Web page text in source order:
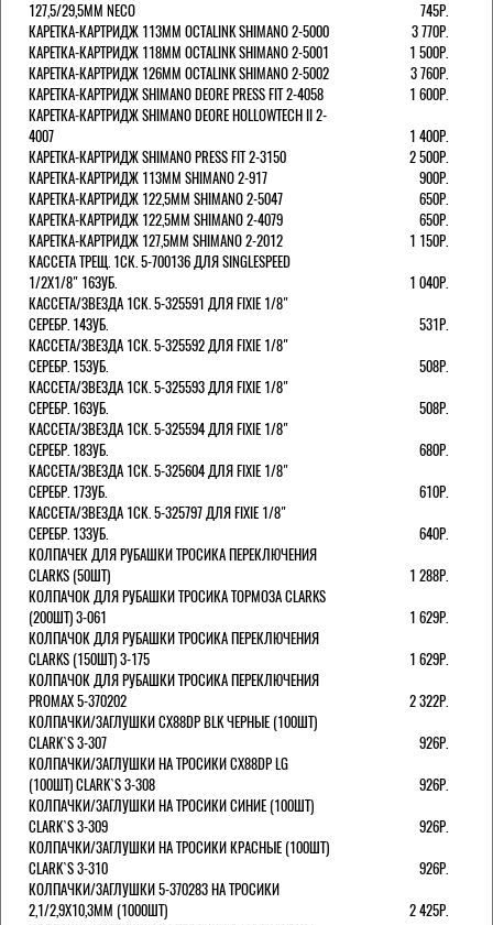
127,5/29,5ММ NECO
745Р.
КАРЕТКА-КАРТРИДЖ 113ММ OCTALINK SHIMANO 2-5000
3 770Р.
КАРЕТКА-КАРТРИДЖ 118ММ OCTALINK SHIMANO 2-5001
1 500Р.
КАРЕТКА-КАРТРИДЖ 126ММ OCTALINK SHIMANO 2-5002
3 760Р.
КАРЕТКА-КАРТРИДЖ SHIMANO DEORE PRESS FIT 2-4058
1 600Р.
КАРЕТКА-КАРТРИДЖ SHIMANO DEORE HOLLOWTECH II 2-
4007
1 400Р.
КАРЕТКА-КАРТРИДЖ SHIMANO PRESS FIT 2-3150
2 500Р.
КАРЕТКА-КАРТРИДЖ 113ММ SHIMANO 2-917
900Р.
КАРЕТКА-КАРТРИДЖ 122,5ММ SHIMANO 2-5047
650Р.
КАРЕТКА-КАРТРИДЖ 122,5ММ SHIMANO 2-4079
650Р.
КАРЕТКА-КАРТРИДЖ 127,5ММ SHIMANO 2-2012
1 150Р.
КАССЕТА ТРЕЩ. 1СК. 5-700136 ДЛЯ SINGLESPEED
1/2X1/8" 16ЗУБ.
1 040Р.
КАССЕТА/ЗВЕЗДА 1СК. 5-325591 ДЛЯ FIXIE 1/8"
СЕРЕБР. 14ЗУБ.
531Р.
КАССЕТА/ЗВЕЗДА 1СК. 5-325592 ДЛЯ FIXIE 1/8"
СЕРЕБР. 15ЗУБ.
508Р.
КАССЕТА/ЗВЕЗДА 1СК. 5-325593 ДЛЯ FIXIE 1/8"
СЕРЕБР. 16ЗУБ.
508Р.
КАССЕТА/ЗВЕЗДА 1СК. 5-325594 ДЛЯ FIXIE 1/8"
СЕРЕБР. 18ЗУБ.
680Р.
КАССЕТА/ЗВЕЗДА 1СК. 5-325604 ДЛЯ FIXIE 1/8"
СЕРЕБР. 17ЗУБ.
610Р.
КАССЕТА/ЗВЕЗДА 1СК. 5-325797 ДЛЯ FIXIE 1/8"
СЕРЕБР. 13ЗУБ.
640Р.
КОЛПАЧЕК ДЛЯ РУБАШКИ ТРОСИКА ПЕРЕКЛЮЧЕНИЯ
CLARKS (50ШТ)
1 288Р.
КОЛПАЧОК ДЛЯ РУБАШКИ ТРОСИКА ТОРМОЗА CLARKS
(200ШТ) 3-061
1 629Р.
КОЛПАЧОК ДЛЯ РУБАШКИ ТРОСИКА ПЕРЕКЛЮЧЕНИЯ
CLARKS (150ШТ) 3-175
1 629Р.
КОЛПАЧОК ДЛЯ РУБАШКИ ТРОСИКА ПЕРЕКЛЮЧЕНИЯ
PROMAX 5-370202
2 322Р.
КОЛПАЧКИ/3АГЛУШКИ CX88DP BLK ЧЕРНЫЕ (100ШТ)
CLARK`S 3-307
926Р.
КОЛПАЧКИ/3АГЛУШКИ НА ТРОСИКИ CX88DP LG
(100ШТ) CLARK`S 3-308
926Р.
КОЛПАЧКИ/3АГЛУШКИ НА ТРОСИКИ СИНИЕ (100ШТ)
CLARK`S 3-309
926Р.
КОЛПАЧКИ/3АГЛУШКИ НА ТРОСИКИ КРАСНЫЕ (100ШТ)
CLARK`S 3-310
926Р.
КОЛПАЧКИ/3АГЛУШКИ 5-370283 НА ТРОСИКИ
2,1/2,9Х10,3ММ (1000ШТ)
2 425Р.